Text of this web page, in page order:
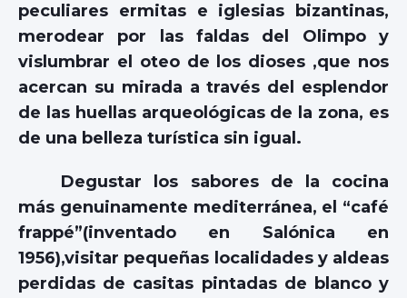
peculiares ermitas e iglesias bizantinas,
merodear por las faldas del Olimpo y
vislumbrar el oteo de los dioses ,que nos
acercan su mirada a través del esplendor
de las huellas arqueológicas de la zona, es
de una belleza turística sin igual.
Degustar los sabores de la cocina
más genuinamente mediterránea, el “café
frappé”(inventado en Salónica en
1956),visitar pequeñas localidades y aldeas
perdidas de casitas pintadas de blanco y